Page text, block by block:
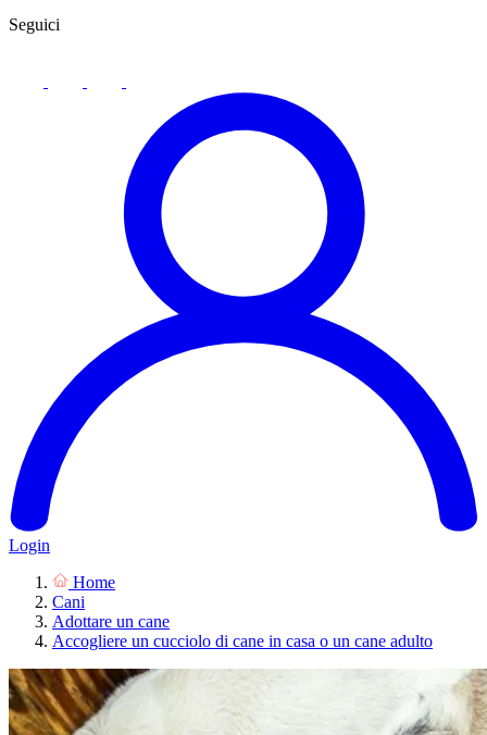
Seguici
Login
Home
Cani
Adottare un cane
Accogliere un cucciolo di cane in casa o un cane adulto